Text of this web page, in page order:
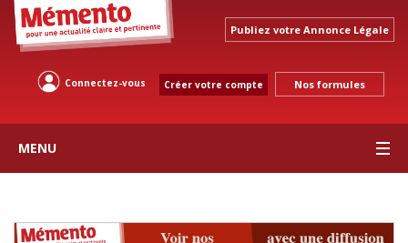
Publiez votre Annonce Légale
Connectez-vous Créer votre compte Nos formules
MENU